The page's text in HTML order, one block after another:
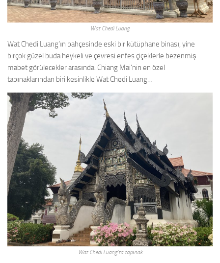
Wat Chedi Luang
Wat Chedi Luang’ın bahçesinde eski bir kütüphane binası, yine
birçok güzel buda heykeli ve çevresi enfes çiçeklerle bezenmiş
mabet görülecekler arasında. Chiang Mai’nin en özel
tapınaklarından biri kesinlikle Wat Chedi Luang…
Wat Chedi Luang’ta tapınak